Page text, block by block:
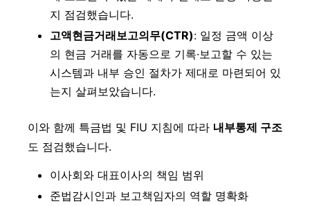
지 점검했습니다.
고액현금거래보고의무(CTR): 일정 금액 이상
의 현금 거래를 자동으로 기록·보고할 수 있는
시스템과 내부 승인 절차가 제대로 마련되어 있
는지 살펴보았습니다.
이와 함께 특금법 및 FIU 지침에 따라 내부통제 구조
도 점검했습니다.
이사회와 대표이사의 책임 범위
준법감시인과 보고책임자의 역할 명확화